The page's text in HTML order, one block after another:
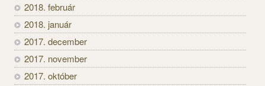
2018. február
2018. január
2017. december
2017. november
2017. október